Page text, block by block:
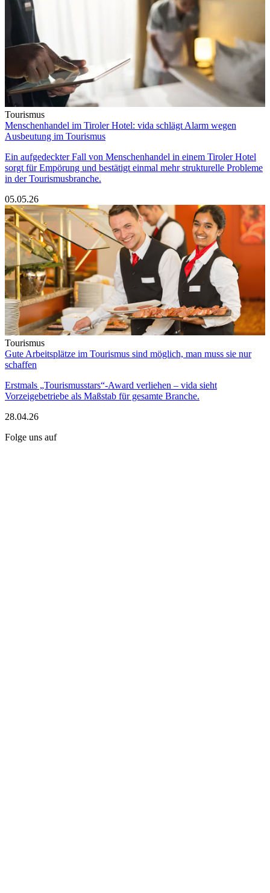
Tourismus
Menschenhandel im Tiroler Hotel: vida schlägt Alarm wegen
Ausbeutung im Tourismus
Ein aufgedeckter Fall von Menschenhandel in einem Tiroler Hotel
sorgt für Empörung und bestätigt einmal mehr strukturelle Probleme
in der Tourismusbranche.
05.05.26
Tourismus
Gute Arbeitsplätze im Tourismus sind möglich, man muss sie nur
schaffen
Erstmals „Tourismusstars“-Award verliehen – vida sieht
Vorzeigebetriebe als Maßstab für gesamte Branche.
28.04.26
Folge uns auf